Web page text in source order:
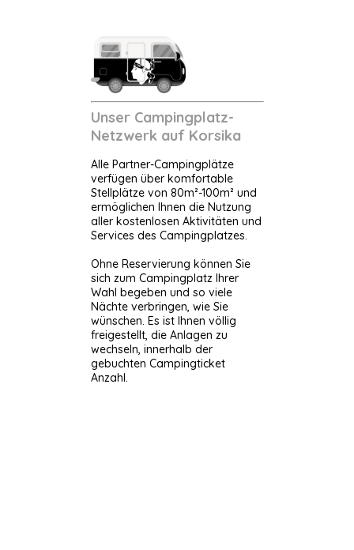
Unser Campingplatz-
Netzwerk auf Korsika
Alle Partner-Campingplätze
verfügen über komfortable
Stellplätze von 80m²-100m² und
ermöglichen Ihnen die Nutzung
aller kostenlosen Aktivitäten und
Services des Campingplatzes.
Ohne Reservierung können Sie
sich zum Campingplatz Ihrer
Wahl begeben und so viele
Nächte verbringen, wie Sie
wünschen. Es ist Ihnen völlig
freigestellt, die Anlagen zu
wechseln, innerhalb der
gebuchten Campingticket
Anzahl.